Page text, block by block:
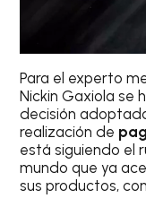
Para el experto
Nickin Gaxiola se
decisión
realización de
está siguiendo el
mundo que ya
sus productos,